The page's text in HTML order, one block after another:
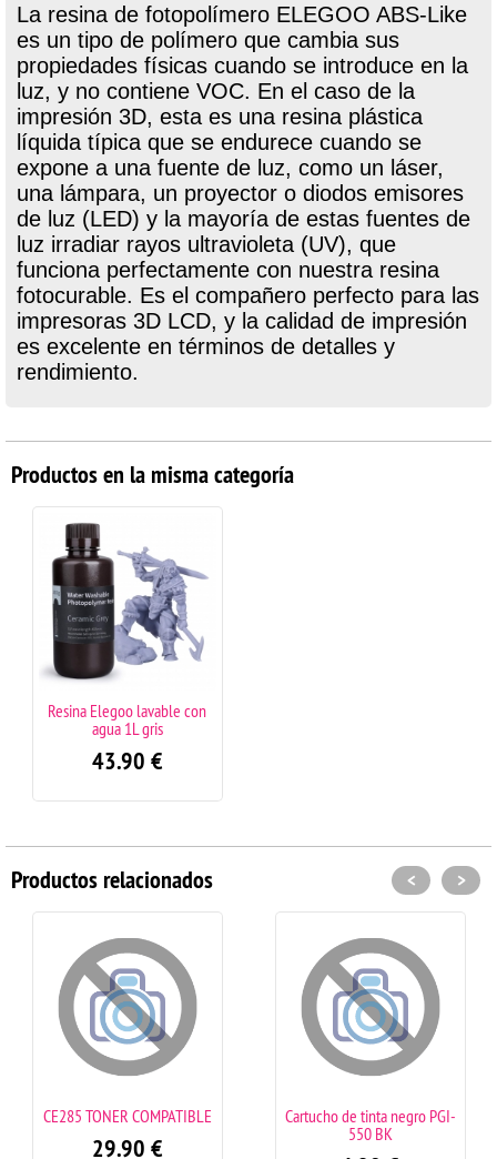
La resina de fotopolímero ELEGOO ABS-Like
es un tipo de polímero que cambia sus
propiedades físicas cuando se introduce en la
luz, y no contiene VOC. En el caso de la
impresión 3D, esta es una resina plástica
líquida típica que se endurece cuando se
expone a una fuente de luz, como un láser,
una lámpara, un proyector o diodos emisores
de luz (LED) y la mayoría de estas fuentes de
luz irradiar rayos ultravioleta (UV), que
funciona perfectamente con nuestra resina
fotocurable. Es el compañero perfecto para las
impresoras 3D LCD, y la calidad de impresión
es excelente en términos de detalles y
rendimiento.
Productos en la misma categoría
Resina Elegoo lavable con
agua 1L gris
43.90 €
Productos relacionados
COMPATIBLE
Cartucho de tinta negro PGI-
Cartucho
< >